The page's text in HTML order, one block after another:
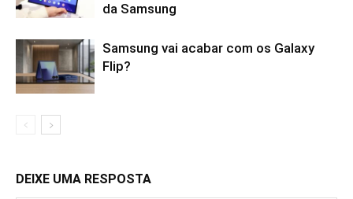
da Samsung
Samsung vai acabar com os Galaxy
Flip?
DEIXE UMA RESPOSTA